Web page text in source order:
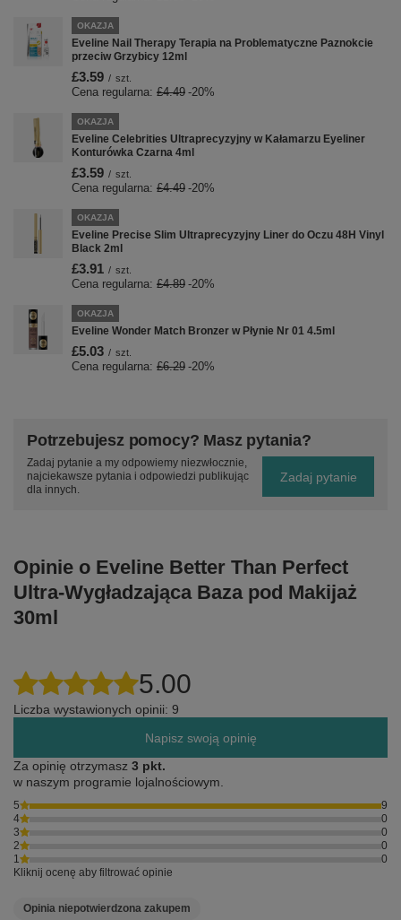
OKAZJA
Eveline Nail Therapy Terapia na Problematyczne Paznokcie
przeciw Grzybicy 12ml
£3.59 / szt.
Cena regularna: £4.49 -20%
OKAZJA
Eveline Celebrities Ultraprecyzyjny w Kałamarzu Eyeliner
Konturówka Czarna 4ml
£3.59 / szt.
Cena regularna: £4.49 -20%
OKAZJA
Eveline Precise Slim Ultraprecyzyjny Liner do Oczu 48H Vinyl
Black 2ml
£3.91 / szt.
Cena regularna: £4.89 -20%
OKAZJA
Eveline Wonder Match Bronzer w Płynie Nr 01 4.5ml
£5.03 / szt.
Cena regularna: £6.29 -20%
Potrzebujesz pomocy? Masz pytania?
Zadaj pytanie a my odpowiemy niezwłocznie,
najciekawsze pytania i odpowiedzi publikując
dla innych.
Zadaj pytanie
Opinie o Eveline Better Than Perfect
Ultra-Wygładzająca Baza pod Makijaż
30ml
5.00
Liczba wystawionych opinii: 9
Napisz swoją opinię
Za opinię otrzymasz 3 pkt.
w naszym programie lojalnościowym.
5
9
4
0
3
0
2
0
1
0
Kliknij ocenę aby filtrować opinie
Opinia niepotwierdzona zakupem